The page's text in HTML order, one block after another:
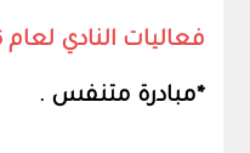
فعاليات النادي لعام 1446هـ:
*مبادرة متنفس .